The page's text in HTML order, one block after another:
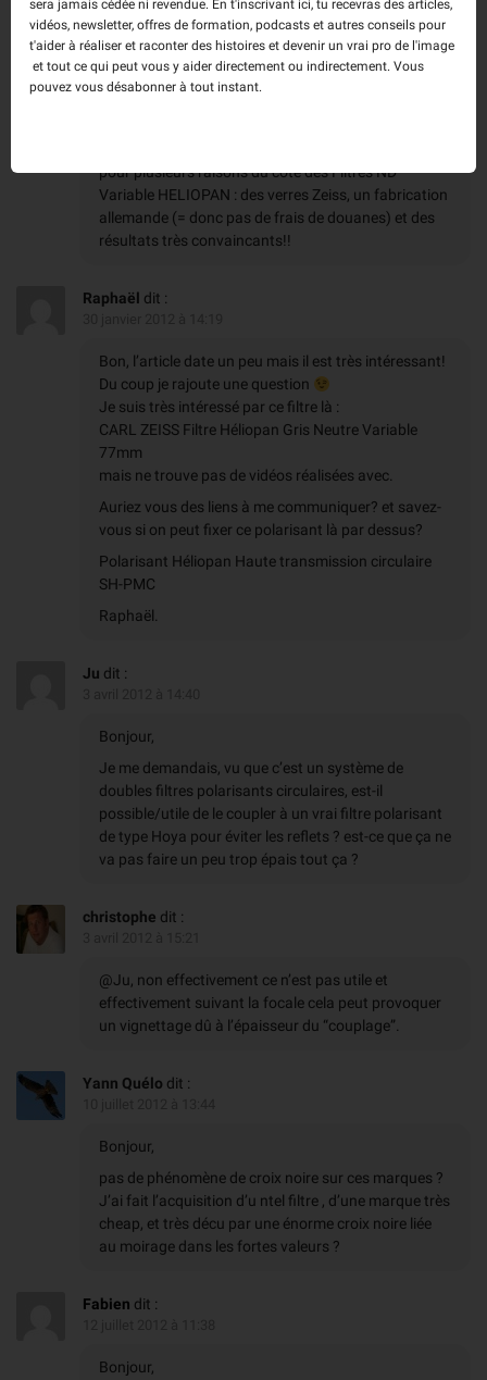
se remarque plus ou moins, suivant les focales
utilisées pour les filtres LCW!
Les filtres Singh-Ray sont effectivement plus
qualitatifs, mais aussi plus chers !!
pour plusieurs raisons du côté des Filtres ND
Variable HELIOPAN : des verres Zeiss, un fabrication
allemande (= donc pas de frais de douanes) et des
résultats très convaincants!!
Raphaël dit :
Bon, l’article date un peu mais il est très intéressant!
Du coup je rajoute une question
Je suis très intéressé par ce filtre là :
CARL ZEISS Filtre Héliopan Gris Neutre Variable
77mm
mais ne trouve pas de vidéos réalisées avec.
Auriez vous des liens à me communiquer? et savez-
vous si on peut fixer ce polarisant là par dessus?
Polarisant Héliopan Haute transmission circulaire
SH-PMC
Raphaël.
Ju dit :
Bonjour,
Je me demandais, vu que c’est un système de
doubles filtres polarisants circulaires, est-il
possible/utile de le coupler à un vrai filtre polarisant
de type Hoya pour éviter les reflets ? est-ce que ça ne
va pas faire un peu trop épais tout ça ?
christophe dit :
@Ju, non effectivement ce n’est pas utile et
effectivement suivant la focale cela peut provoquer
un vignettage dû à l’épaisseur du “couplage”.
Yann Quélo dit :
Bonjour,
pas de phénomène de croix noire sur ces marques ?
J’ai fait l’acquisition d’u ntel filtre , d’une marque très
cheap, et très décu par une énorme croix noire liée
au moirage dans les fortes valeurs ?
Fabien dit :
Bonjour,
sera jamais cédée ni revendue. En t'inscrivant ici, tu recevras des articles,
vidéos, newsletter, offres de formation, podcasts et autres conseils pour
t'aider à réaliser et raconter des histoires et devenir un vrai pro de l'image
et tout ce qui peut vous y aider directement ou indirectement. Vous
pouvez vous désabonner à tout instant.